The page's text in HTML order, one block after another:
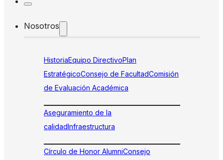
Nosotros
HistoriaEquipo DirectivoPlan
EstratégicoConsejo de FacultadComisión
de Evaluación Académica
Aseguramiento de la
calidadInfraestructura
Círculo de Honor AlumniConsejo